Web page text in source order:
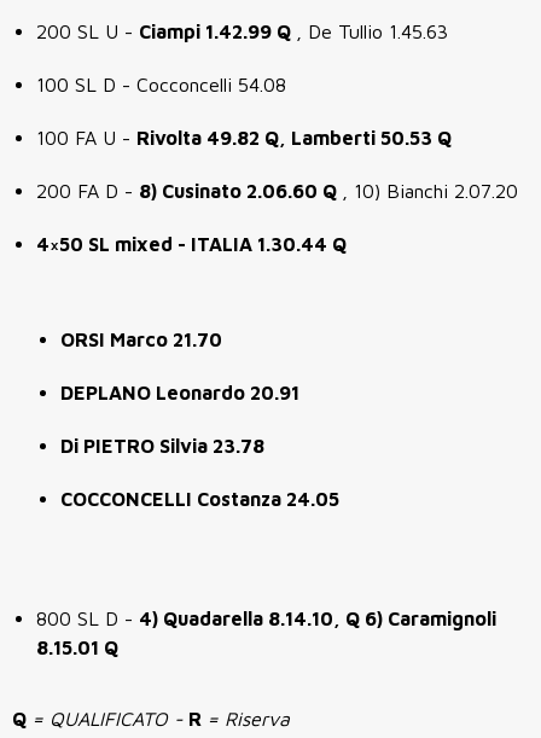
200 SL U - Ciampi 1.42.99 Q , De Tullio 1.45.63
100 SL D - Cocconcelli 54.08
100 FA U - Rivolta 49.82 Q, Lamberti 50.53 Q
200 FA D - 8) Cusinato 2.06.60 Q , 10) Bianchi 2.07.20
4×50 SL mixed - ITALIA 1.30.44 Q
ORSI Marco 21.70
DEPLANO Leonardo 20.91
Di PIETRO Silvia 23.78
COCCONCELLI Costanza 24.05
800 SL D - 4) Quadarella 8.14.10, Q 6) Caramignoli
8.15.01 Q
Q = QUALIFICATO - R = Riserva